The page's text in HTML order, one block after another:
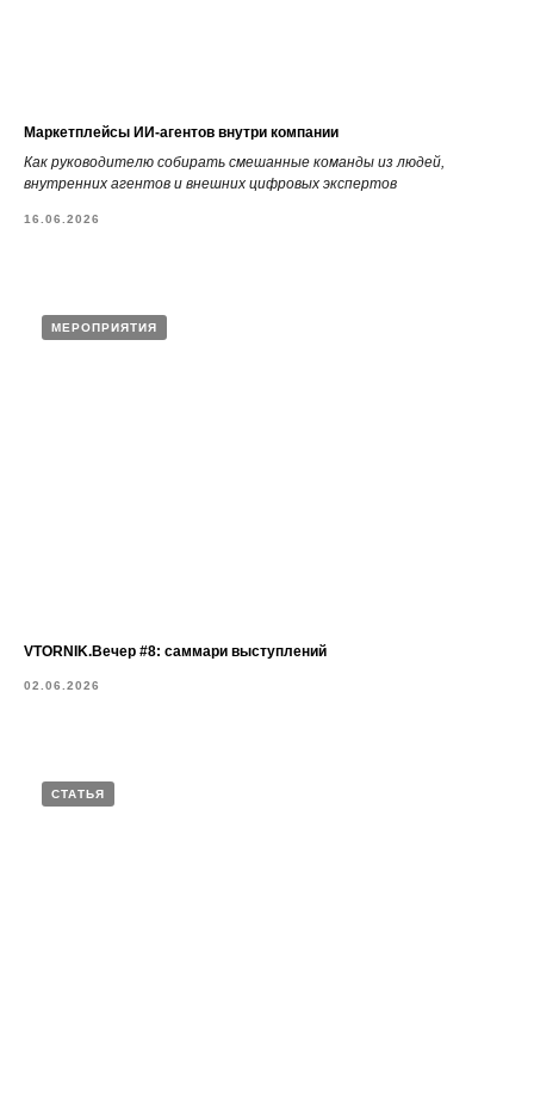
Маркетплейсы ИИ-агентов внутри компании
Как руководителю собирать смешанные команды из людей,
внутренних агентов и внешних цифровых экспертов
16.06.2026
МЕРОПРИЯТИЯ
VTORNIK.Вечер #8: саммари выступлений
02.06.2026
СТАТЬЯ